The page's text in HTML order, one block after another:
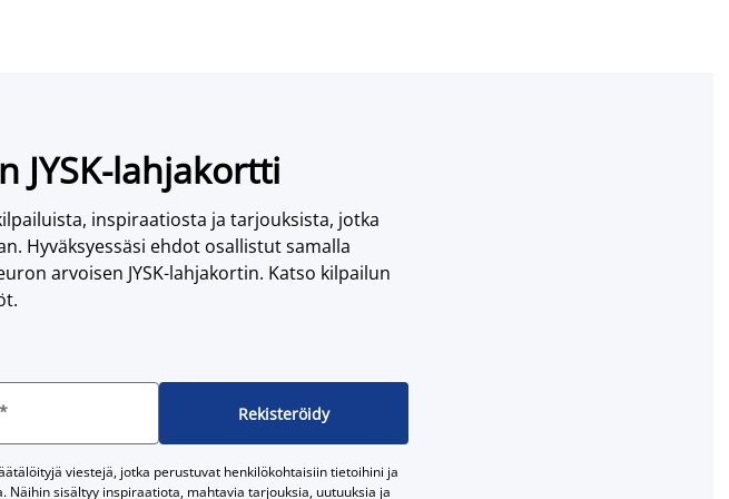
JYSK-lahjakortti
inspiraatiosta ja tarjouksista, jotka
Hyväksyessäsi ehdot osallistut samalla
arvoisen JYSK-lahjakortin. Katso kilpailun
* Rekisteröidy
viestejä, jotka perustuvat henkilökohtaisiin tietoihini ja
sisältyy inspiraatiota, mahtavia tarjouksia, uutuuksia ja